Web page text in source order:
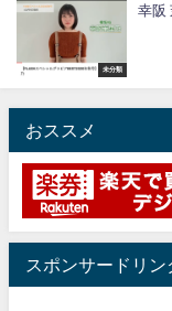
未分類
幸阪
おススメ
スポンサードリン